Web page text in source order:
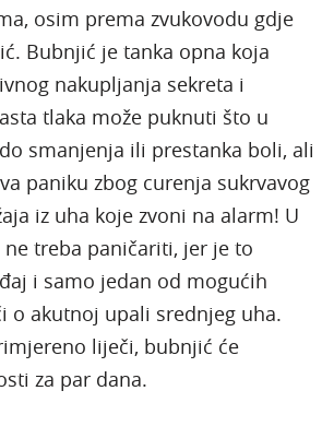
osim prema zvukovodu gdje
Bubnjić je tanka opna koja
nakupljanja sekreta i
tlaka može puknuti što u
smanjenja ili prestanka boli, ali
paniku zbog curenja sukrvavog
iz uha koje zvoni na alarm! U
treba paničariti, jer je to
i samo jedan od mogućih
o akutnoj upali srednjeg uha.
liječi, bubnjić će
za par dana.